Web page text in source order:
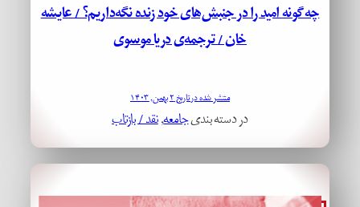
چه‌گونه امید را در جنبش‌های خود زنده نگه‌داریم؟ / عایشه
خان / ترجمه‌ی دریا موسوی
منتشر شده در تاریخ ۲ بهمن, ۱۴۰۳
در دسته بندیجامعه, نقد / بازتاب